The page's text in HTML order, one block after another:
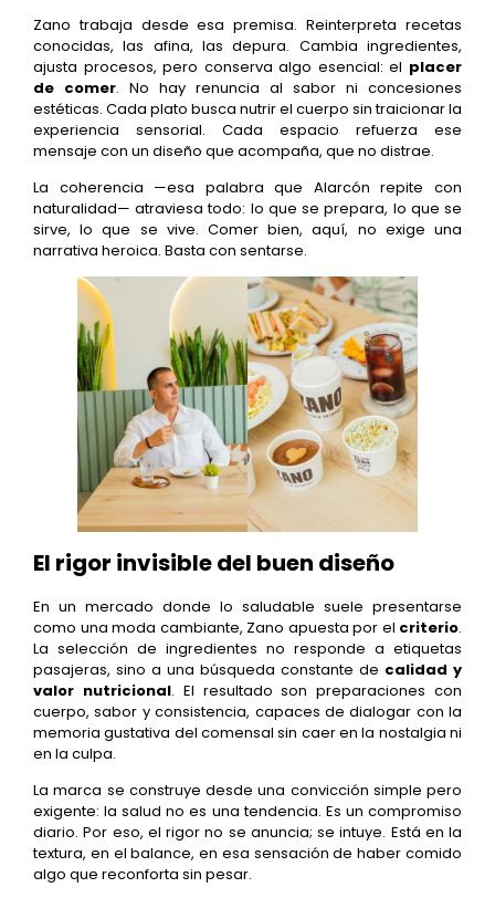
Zano trabaja desde esa premisa. Reinterpreta recetas
conocidas, las afina, las depura. Cambia ingredientes,
ajusta procesos, pero conserva algo esencial: el placer
de comer. No hay renuncia al sabor ni concesiones
estéticas. Cada plato busca nutrir el cuerpo sin traicionar la
experiencia sensorial. Cada espacio refuerza ese
mensaje con un diseño que acompaña, que no distrae.
La coherencia —esa palabra que Alarcón repite con
naturalidad— atraviesa todo: lo que se prepara, lo que se
sirve, lo que se vive. Comer bien, aquí, no exige una
narrativa heroica. Basta con sentarse.
El rigor invisible del buen diseño
En un mercado donde lo saludable suele presentarse
como una moda cambiante, Zano apuesta por el criterio.
La selección de ingredientes no responde a etiquetas
pasajeras, sino a una búsqueda constante de calidad y
valor nutricional. El resultado son preparaciones con
cuerpo, sabor y consistencia, capaces de dialogar con la
memoria gustativa del comensal sin caer en la nostalgia ni
en la culpa.
La marca se construye desde una convicción simple pero
exigente: la salud no es una tendencia. Es un compromiso
diario. Por eso, el rigor no se anuncia; se intuye. Está en la
textura, en el balance, en esa sensación de haber comido
algo que reconforta sin pesar.